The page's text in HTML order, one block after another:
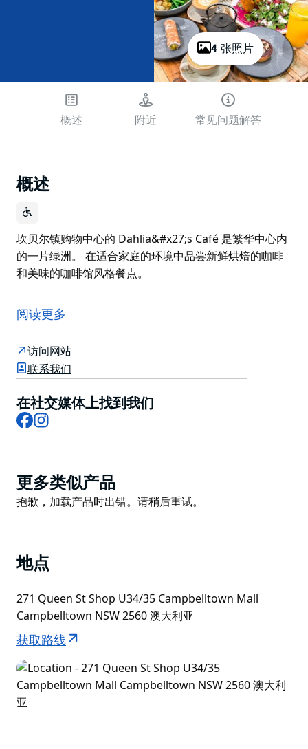
4 张照片
概述 附近 常见问题解答
概述
坎贝尔镇购物中心的 Dahlia&#x27;s Café 是繁华中心内
的一片绿洲。 在适合家庭的环境中品尝新鲜烘焙的咖啡
和美味的咖啡馆风格餐点。
绿洲。
风格餐点。
阅读更多
访问网站
联系我们
在社交媒体上找到我们
Facebook
Product
List
更多类似产品
Product
抱歉，加载产品时出错。请稍后重试。
地点
271 Queen St Shop U34/35 Campbelltown Mall
Campbelltown NSW 2560 澳大利亚
获取路线